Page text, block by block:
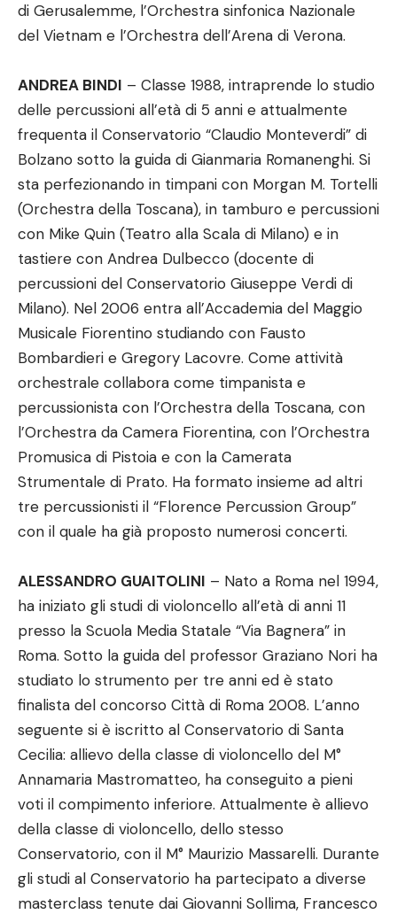
di Gerusalemme, l’Orchestra sinfonica Nazionale
del Vietnam e l’Orchestra dell’Arena di Verona.
ANDREA BINDI – Classe 1988, intraprende lo studio
delle percussioni all’età di 5 anni e attualmente
frequenta il Conservatorio “Claudio Monteverdi” di
Bolzano sotto la guida di Gianmaria Romanenghi. Si
sta perfezionando in timpani con Morgan M. Tortelli
(Orchestra della Toscana), in tamburo e percussioni
con Mike Quin (Teatro alla Scala di Milano) e in
tastiere con Andrea Dulbecco (docente di
percussioni del Conservatorio Giuseppe Verdi di
Milano). Nel 2006 entra all’Accademia del Maggio
Musicale Fiorentino studiando con Fausto
Bombardieri e Gregory Lacovre. Come attività
orchestrale collabora come timpanista e
percussionista con l’Orchestra della Toscana, con
l’Orchestra da Camera Fiorentina, con l’Orchestra
Promusica di Pistoia e con la Camerata
Strumentale di Prato. Ha formato insieme ad altri
tre percussionisti il “Florence Percussion Group”
con il quale ha già proposto numerosi concerti.
ALESSANDRO GUAITOLINI – Nato a Roma nel 1994,
ha iniziato gli studi di violoncello all’età di anni 11
presso la Scuola Media Statale “Via Bagnera” in
Roma. Sotto la guida del professor Graziano Nori ha
studiato lo strumento per tre anni ed è stato
finalista del concorso Città di Roma 2008. L’anno
seguente si è iscritto al Conservatorio di Santa
Cecilia: allievo della classe di violoncello del M°
Annamaria Mastromatteo, ha conseguito a pieni
voti il compimento inferiore. Attualmente è allievo
della classe di violoncello, dello stesso
Conservatorio, con il M° Maurizio Massarelli. Durante
gli studi al Conservatorio ha partecipato a diverse
masterclass tenute dai Giovanni Sollima, Francesco